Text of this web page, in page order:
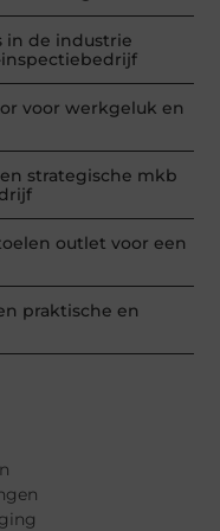
in de industrie
voor werkgeluk en
strategische mkb
outlet voor een
praktische en